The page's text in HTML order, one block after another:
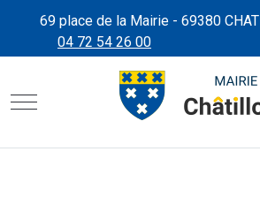
69 place de la Mairie - 69380
04 72 54 26 00
CHÂTILLON
SITE OFFICIEL DE LA
Mobile Menu Toggle